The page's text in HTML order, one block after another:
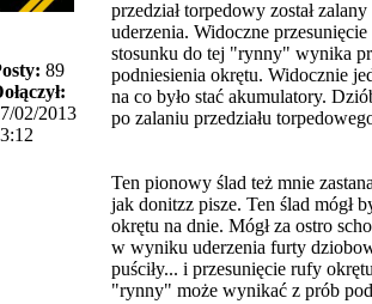
89
02/2013
przedział torpedowy został
uderzenia. Widoczne
stosunku do tej "rynny" wynika
podniesienia okrętu. Widocznie
na co było stać akumulatory.
po zalaniu przedziału
Ten pionowy ślad też mnie
jak donitzz pisze. Ten ślad mógł
okrętu na dnie. Mógł za ostro
w wyniku uderzenia furty
puściły... i przesunięcie rufy
"rynny" może wynikać z prób